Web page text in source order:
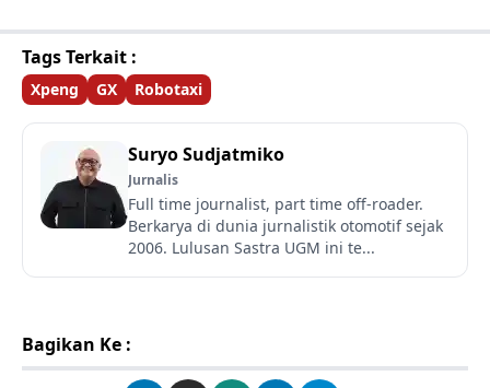
Tags Terkait :
Xpeng GX Robotaxi
Suryo Sudjatmiko
Jurnalis
Full time journalist, part time off-roader.
Berkarya di dunia jurnalistik otomotif sejak
2006. Lulusan Sastra UGM ini te...
Bagikan Ke :